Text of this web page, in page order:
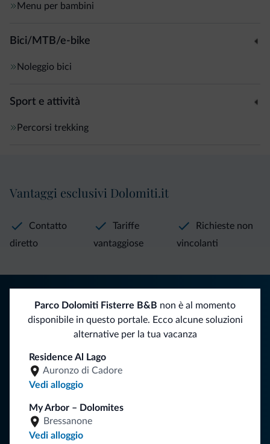
Menu per bambini
Bici/MTB/e-bike
Noleggio bici
Sport e attività
Percorsi trekking
Parco Dolomiti Fisterre B&B non è al momento
disponibile in questo portale. Ecco alcune soluzioni
alternative per la tua vacanza
Residence Al Lago
Auronzo di Cadore
Vedi alloggio
My Arbor – Dolomites
Bressanone
Vedi alloggio
Vantaggi esclusivi Dolomiti.it
Contatto
diretto
Tariffe
vantaggiose
Richieste non
vincolanti
Segui Dolomiti.it
Consigli dalle Dolomiti
Riceverai informazioni, offerte esclusive e news per la tua
vacanza nelle Dolomiti.
ISCRIVITI ALLA NEWSLETTER